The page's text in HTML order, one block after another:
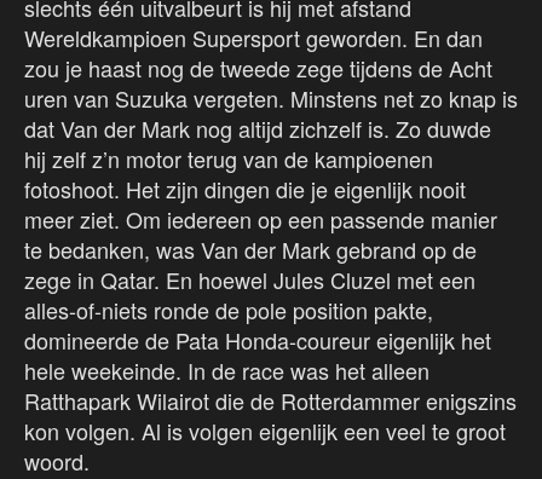
slechts één uitvalbeurt is hij met afstand
Wereldkampioen Supersport geworden. En dan
zou je haast nog de tweede zege tijdens de Acht
uren van Suzuka vergeten. Minstens net zo knap is
dat Van der Mark nog altijd zichzelf is. Zo duwde
hij zelf z’n motor terug van de kampioenen
fotoshoot. Het zijn dingen die je eigenlijk nooit
meer ziet. Om iedereen op een passende manier
te bedanken, was Van der Mark gebrand op de
zege in Qatar. En hoewel Jules Cluzel met een
alles-of-niets ronde de pole position pakte,
domineerde de Pata Honda-coureur eigenlijk het
hele weekeinde. In de race was het alleen
Ratthapark Wilairot die de Rotterdammer enigszins
kon volgen. Al is volgen eigenlijk een veel te groot
woord.